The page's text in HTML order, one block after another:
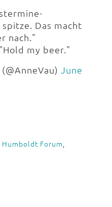
Das macht
nach."
my beer."
June
Humboldt Forum,